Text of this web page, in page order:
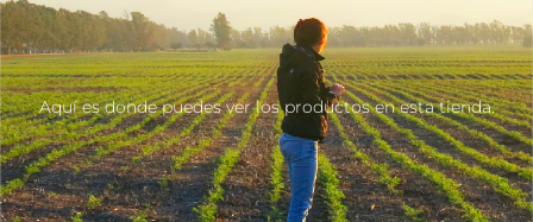
Red
Aquí es donde puedes ver los productos en esta tienda.